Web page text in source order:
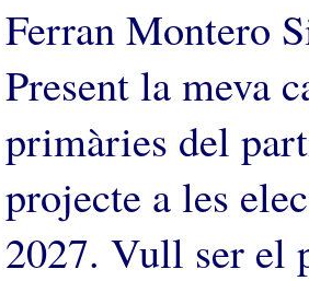
Ferran Montero
Present la meva
primàries del
projecte a les
2027. Vull ser el